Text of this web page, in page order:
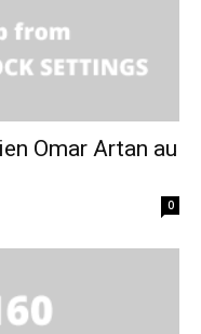
Omar Artan au
0